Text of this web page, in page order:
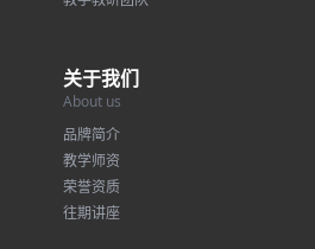
关于我们
About us
品牌简介
教学师资
荣誉资质
往期讲座